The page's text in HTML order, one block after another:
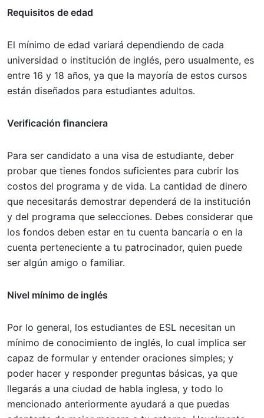
Requisitos de edad
El mínimo de edad variará dependiendo de cada
universidad o institución de inglés, pero usualmente, es
entre 16 y 18 años, ya que la mayoría de estos cursos
están diseñados para estudiantes adultos.
Verificación financiera
Para ser candidato a una visa de estudiante, deber
probar que tienes fondos suficientes para cubrir los
costos del programa y de vida. La cantidad de dinero
que necesitarás demostrar dependerá de la institución
y del programa que selecciones. Debes considerar que
los fondos deben estar en tu cuenta bancaria o en la
cuenta perteneciente a tu patrocinador, quien puede
ser algún amigo o familiar.
Nivel mínimo de inglés
Por lo general, los estudiantes de ESL necesitan un
mínimo de conocimiento de inglés, lo cual implica ser
capaz de formular y entender oraciones simples; y
poder hacer y responder preguntas básicas, ya que
llegarás a una ciudad de habla inglesa, y todo lo
mencionado anteriormente ayudará a que puedas